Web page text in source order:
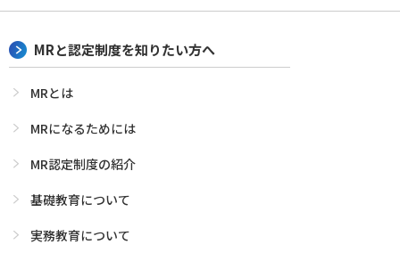
MRと認定制度を知りたい方へ
MRとは
MRになるためには
MR認定制度の紹介
基礎教育について
実務教育について